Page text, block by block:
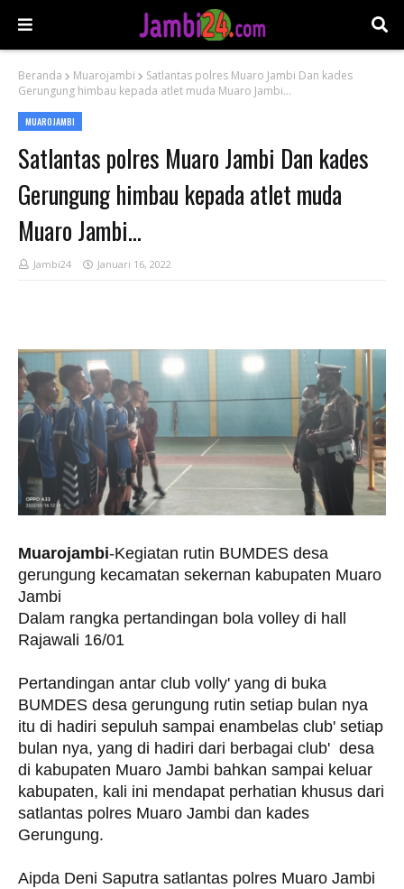
Beranda Muarojambi
Satlantas polres Muaro Jambi Dan kades
Gerungung himbau kepada atlet muda Muaro Jambi...
MUAROJAMBI
Satlantas polres Muaro Jambi Dan kades
Gerungung himbau kepada atlet muda
Muaro Jambi...
Jambi24 Januari 16, 2022
Muarojambi-Kegiatan rutin BUMDES desa
gerungung kecamatan sekernan kabupaten Muaro
Jambi
Dalam rangka pertandingan bola volley di hall
Rajawali 16/01
Pertandingan antar club volly' yang di buka
BUMDES desa gerungung rutin setiap bulan nya
itu di hadiri sepuluh sampai enambelas club' setiap
bulan nya, yang di hadiri dari berbagai club' desa
di kabupaten Muaro Jambi bahkan sampai keluar
kabupaten, kali ini mendapat perhatian khusus dari
satlantas polres Muaro Jambi dan kades
Gerungung.
Aipda Deni Saputra satlantas polres Muaro Jambi